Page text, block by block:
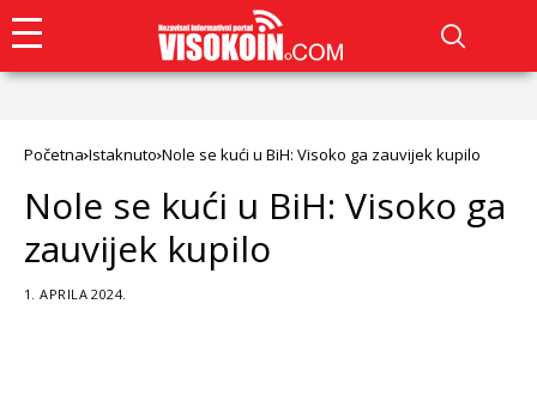
Početna Istaknuto Nole se kući u BiH: Visoko ga zauvijek kupilo
Nole se kući u BiH: Visoko ga
zauvijek kupilo
1. APRILA 2024.